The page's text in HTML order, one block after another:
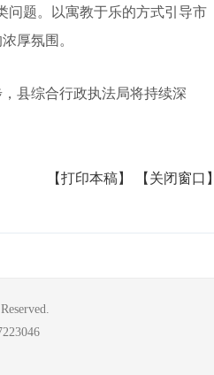
问题。以寓教于乐的方式引导市
厚氛围。
县综合行政执法局将持续深
【打印本稿】 【关闭窗口】